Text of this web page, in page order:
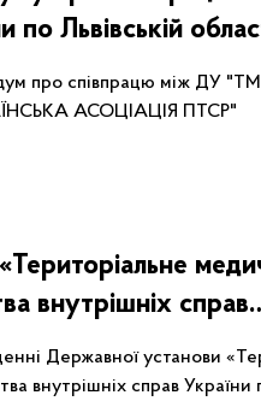
Львівській
ПТСР"
про співпрацю між ДУ
АСОЦІАЦІЯ ПТСР"
внутрішніх справ
відбулося
Державної установи
внутрішніх справ України